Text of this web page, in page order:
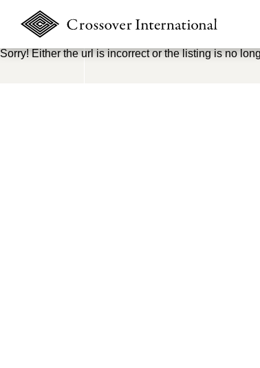
Sorry! Either the url is incorrect or the listing is no